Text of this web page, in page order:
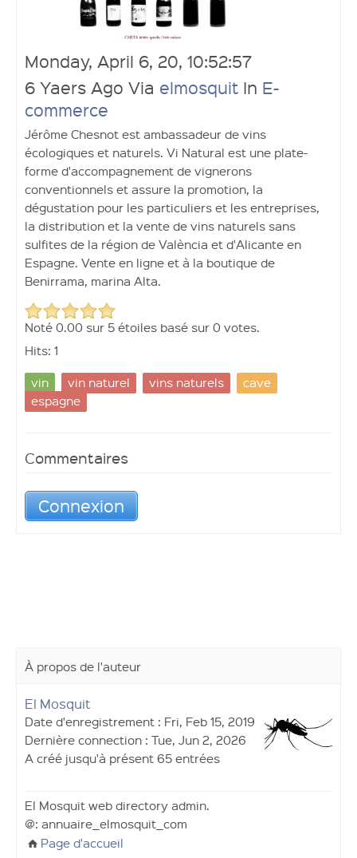
Monday, April 6, 20, 10:52:57
6 Yaers Ago Via elmosquit In E-
commerce
Jérôme Chesnot est ambassadeur de vins
écologiques et naturels. Vi Natural est une plate-
forme d'accompagnement de vignerons
conventionnels et assure la promotion, la
dégustation pour les particuliers et les entreprises,
la distribution et la vente de vins naturels sans
sulfites de la région de València et d'Alicante en
Espagne. Vente en ligne et à la boutique de
Benirrama, marina Alta.
Noté 0.00 sur 5 étoiles basé sur 0 votes.
Hits: 1
vin
vin naturel vins naturels
cave
espagne
Commentaires
Connexion
À propos de l'auteur
El Mosquit
Date d'enregistrement : Fri, Feb 15, 2019
Dernière connection : Tue, Jun 2, 2026
A créé jusqu'à présent 65 entrées
El Mosquit web directory admin.
@: annuaire_elmosquit_com
Page d'accueil